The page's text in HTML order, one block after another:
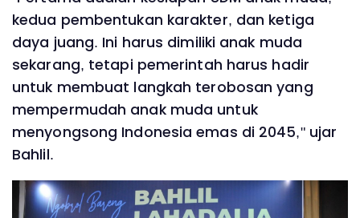
kedua pembentukan karakter, dan ketiga
daya juang. Ini harus dimiliki anak muda
sekarang, tetapi pemerintah harus hadir
untuk membuat langkah terobosan yang
mempermudah anak muda untuk
menyongsong Indonesia emas di 2045," ujar
Bahlil.